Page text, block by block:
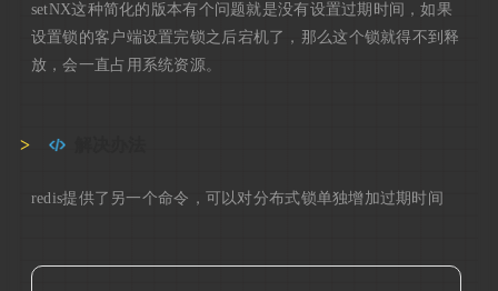
setNX这种简化的版本有个问题就是没有设置过期时间，如果
设置锁的客户端设置完锁之后宕机了，那么这个锁就得不到释
放，会一直占用系统资源。
redis提供了另一个命令，可以对分布式锁单独增加过期时间